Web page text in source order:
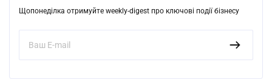
Щопонеділка отримуйте weekly-digest про ключові події бізнесу